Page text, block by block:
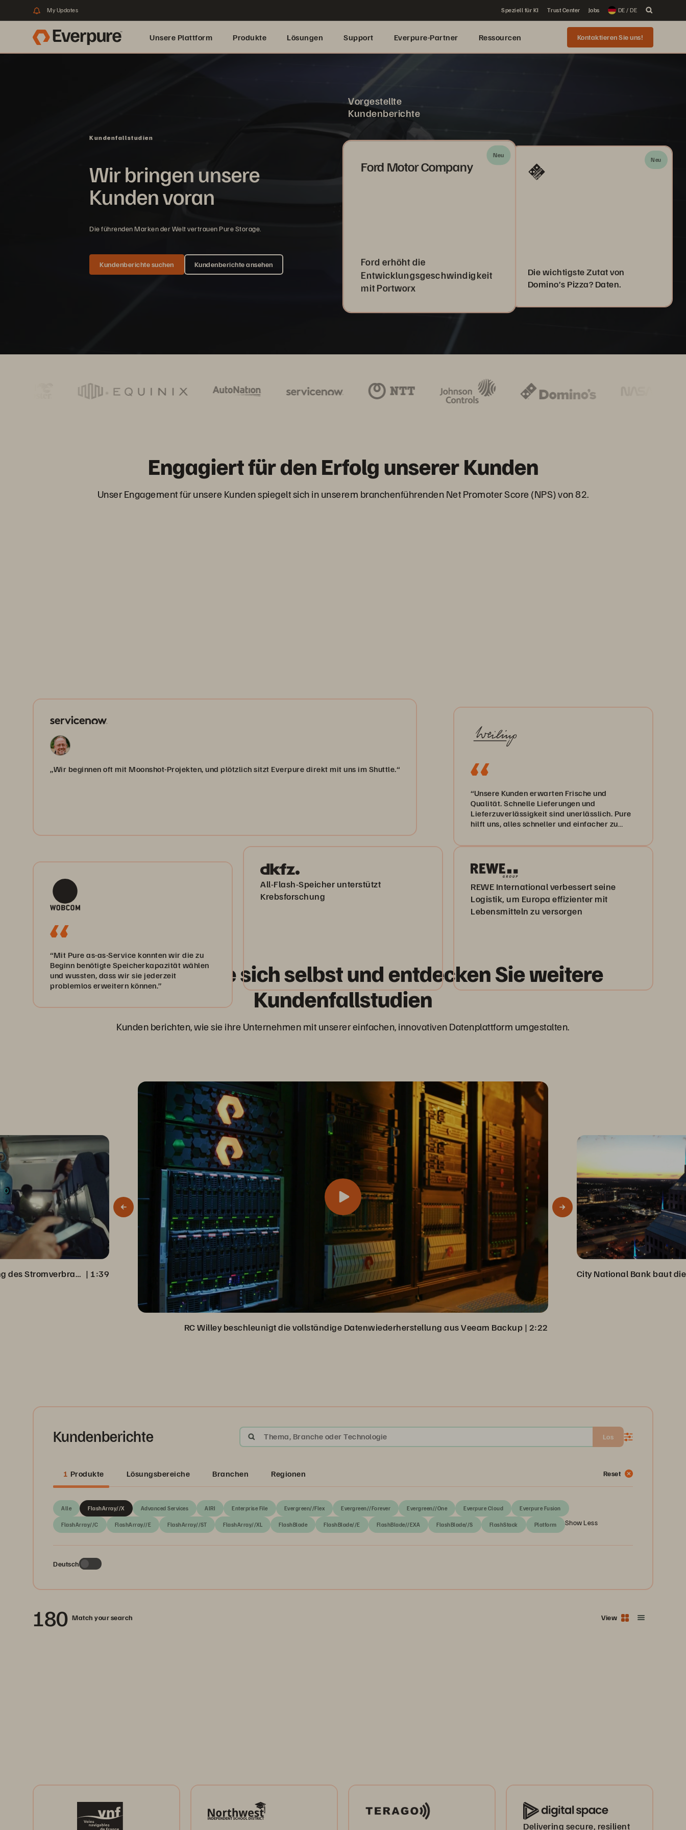
My Updates Speziell für KI Trust Center Jobs DE / DE
Unsere Plattform Produkte Lösungen Support Everpure-Partner Ressourcen Kontaktieren Sie uns!
Kundenfallstudien
Wir bringen unsere
Kunden voran
Die führenden Marken der Welt vertrauen Pure Storage.
Kundenberichte suchen Kundenberichte ansehen
Vorgestellte
Kundenberichte
Neu
Ford Motor Company
Ford erhöht die
Entwicklungsgeschwindigkeit
mit Portworx
Neu
Die wichtigste Zutat von
Domino’s Pizza? Daten.
Engagiert für den Erfolg unserer Kunden
Unser Engagement für unsere Kunden spiegelt sich in unserem branchenführenden Net Promoter Score (NPS) von 82.
„Wir beginnen oft mit Moonshot-Projekten, und plötzlich sitzt Everpure direkt mit uns im Shuttle.“
“Unsere Kunden erwarten Frische und
Qualität. Schnelle Lieferungen und
Lieferzuverlässigkeit sind unerlässlich. Pure
hilft uns, alles schneller und einfacher zu
“Mit Pure as-as-Service konnten wir die zu
Beginn benötigte Speicherkapazität wählen
und wussten, dass wir sie jederzeit
problemlos erweitern können.”
All-Flash-Speicher unterstützt
Krebsforschung
REWE International verbessert seine
Logistik, um Europa effizienter mit
Lebensmitteln zu versorgen
Überzeugen Sie sich selbst und entdecken Sie weitere
Kundenfallstudien
Kunden berichten, wie sie ihre Unternehmen mit unserer einfachen, innovativen Datenplattform umgestalten.
RC Willey beschleunigt die vollständige Datenwiederherstellung aus Veeam Backup | 2:22
Virgin Media erzielt Senkung des Stromverbrauchs um 98 % | 1:39
Kundenberichte Thema, Branche oder Technologie Los
1 Produkte Lösungsbereiche Branchen Regionen
Alle Advanced Services AIRI Enterprise File Evergreen//Flex Evergreen//Forever Evergreen//One Everpure Cloud Everpure Fusion
FlashArray//C FlashArray//E FlashArray//ST
FlashArray//X
FlashArray//XL FlashBlade FlashBlade//E FlashBlade//EXA FlashBlade//S FlashStack Platform Show Less
Reset
Deutsch
180 Match your search View
Delivering secure, resilient